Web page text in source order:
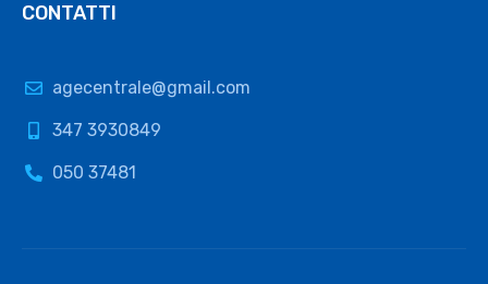
CONTATTI
agecentrale@gmail.com
347 3930849
050 37481